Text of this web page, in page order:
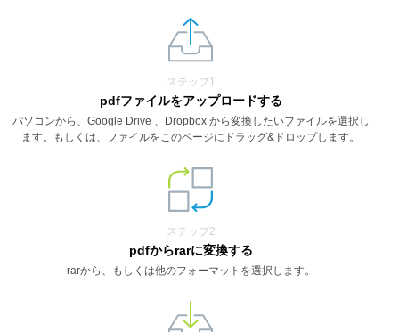
ステップ1
pdfファイルをアップロードする
パソコンから、Google Drive 、Dropbox から変換したいファイルを選択し
ます。もしくは、ファイルをこのページにドラッグ&ドロップします。
ステップ2
pdfからrarに変換する
rarから、もしくは他のフォーマットを選択します。